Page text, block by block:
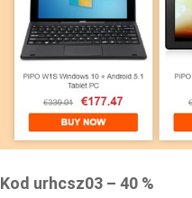
Kod urhcsz03 – 40 %